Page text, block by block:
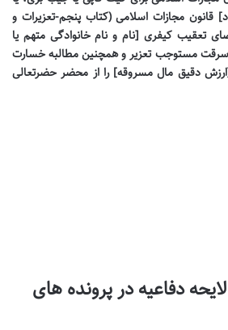
مشدد] قانون مجازات اسلامی (کتاب پنجم-تعزیرات و
تعقیب کیفری [نام و نام خانوادگی متهم یا
سرقت مستوجب تعزیر و همچنین مطالبه خسارت
[ارزش دقیق مال مسروقه] را از محضر حضرتعالی
دفاعیه در پرونده های